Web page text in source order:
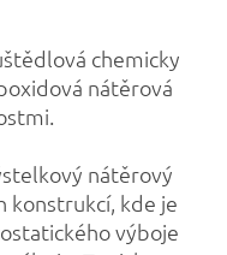
chemicky
nátěrová
nátěrový
konstrukcí, kde je
výboje